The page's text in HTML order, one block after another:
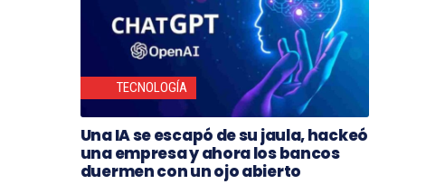
TECNOLOGÍA
Una IA se escapó de su jaula, hackeó
una empresa y ahora los bancos
duermen con un ojo abierto